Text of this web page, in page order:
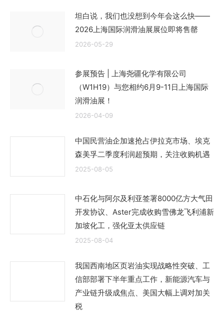
坦白说，我们也没想到今年会这么快——
2026上海国际润滑油展展位即将售罄
2026-05-29
参展预告 | 上海尧疆化学有限公司
（W1H19）与您相约6月9-11日上海国际
润滑油展！
2026-04-09
中国民营油企加速抢占伊拉克市场、埃克
森美孚二季度利润超预期，关注收购机遇
2025-08-05
中石化与阿尔及利亚签署8000亿方大气田
开发协议、Aster完成收购雪佛龙飞利浦新
加坡化工，强化亚太供应链
2025-08-04
我国西南地区页岩油实现战略性突破、工
信部部署下半年重点工作，新能源汽车与
产业链升级成焦点、美国大幅上调对加关
税